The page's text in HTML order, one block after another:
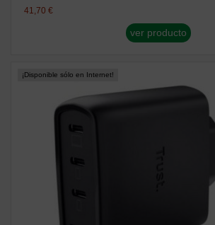
41,70 €
ver producto
¡Disponible sólo en Internet!